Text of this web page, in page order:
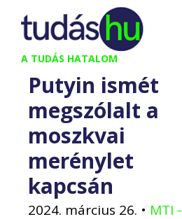
Kilépés
tartalomba
A TUDÁS HATALOM
Putyin ismét
megszólalt a
moszkvai
merénylet
kapcsán
2024. március 26. • MTI -